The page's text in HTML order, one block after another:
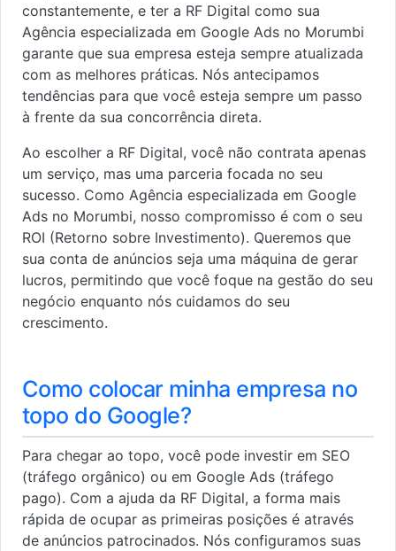
constantemente, e ter a RF Digital como sua
Agência especializada em Google Ads no Morumbi
garante que sua empresa esteja sempre atualizada
com as melhores práticas. Nós antecipamos
tendências para que você esteja sempre um passo
à frente da sua concorrência direta.
Ao escolher a RF Digital, você não contrata apenas
um serviço, mas uma parceria focada no seu
sucesso. Como Agência especializada em Google
Ads no Morumbi, nosso compromisso é com o seu
ROI (Retorno sobre Investimento). Queremos que
sua conta de anúncios seja uma máquina de gerar
lucros, permitindo que você foque na gestão do seu
negócio enquanto nós cuidamos do seu
crescimento.
Como colocar minha empresa no
topo do Google?
Para chegar ao topo, você pode investir em SEO
(tráfego orgânico) ou em Google Ads (tráfego
pago). Com a ajuda da RF Digital, a forma mais
rápida de ocupar as primeiras posições é através
de anúncios patrocinados. Nós configuramos suas